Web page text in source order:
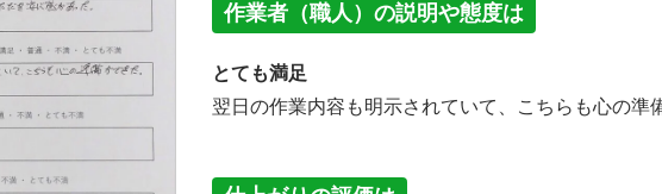
作業者（職人）の説明や態度は
とても満足
翌日の作業内容も明示されていて、こちらも心の準